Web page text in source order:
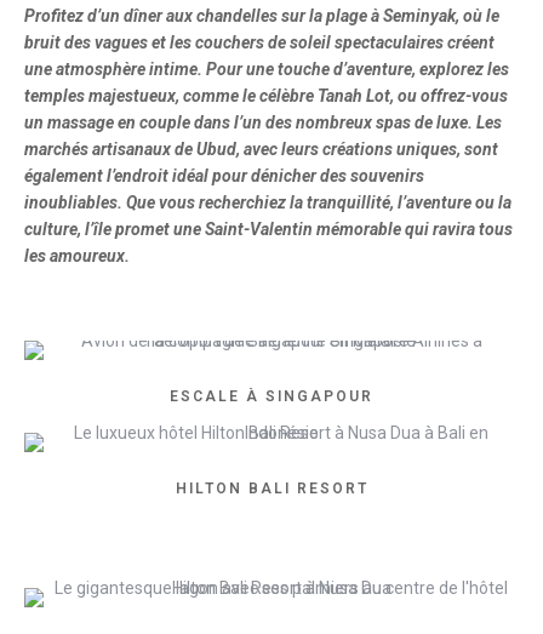
Profitez d’un dîner aux chandelles sur la plage à Seminyak, où le
bruit des vagues et les couchers de soleil spectaculaires créent
une atmosphère intime. Pour une touche d’aventure, explorez les
temples majestueux, comme le célèbre Tanah Lot, ou offrez-vous
un massage en couple dans l’un des nombreux spas de luxe. Les
marchés artisanaux de Ubud, avec leurs créations uniques, sont
également l’endroit idéal pour dénicher des souvenirs
inoubliables. Que vous recherchiez la tranquillité, l’aventure ou la
culture, l’île promet une Saint-Valentin mémorable qui ravira tous
les amoureux.
ESCALE À SINGAPOUR
HILTON BALI RESORT